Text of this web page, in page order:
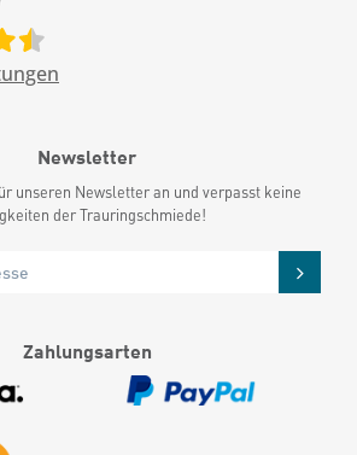
Newsletter
unseren Newsletter an und verpasst keine
der Trauringschmiede!
Zahlungsarten